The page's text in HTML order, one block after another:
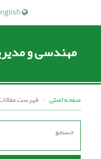
مهندسی و
صفحه اصلی فهرست